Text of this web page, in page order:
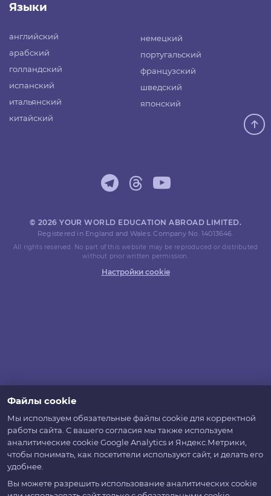
Языки
английский
арабский
голландский
испанский
итальянский
китайский
немецкий
португальский
французский
шведский
японский
© 2026 YOUR WORLD EDUCATION ABROAD LIMITED.
Registered in England and Wales. Company No. 14013646.
All rights reserved. No part of this website may be reproduced or distributed
without prior written permission.
Настройки cookie
Файлы cookie
Мы используем обязательные файлы cookie для корректной
работы сайта. С вашего согласия мы также используем
аналитические cookie Google Analytics и Яндекс.Метрики,
чтобы понимать, как посетители используют сайт, и делать его
удобнее.
Вы можете разрешить использование аналитических cookie